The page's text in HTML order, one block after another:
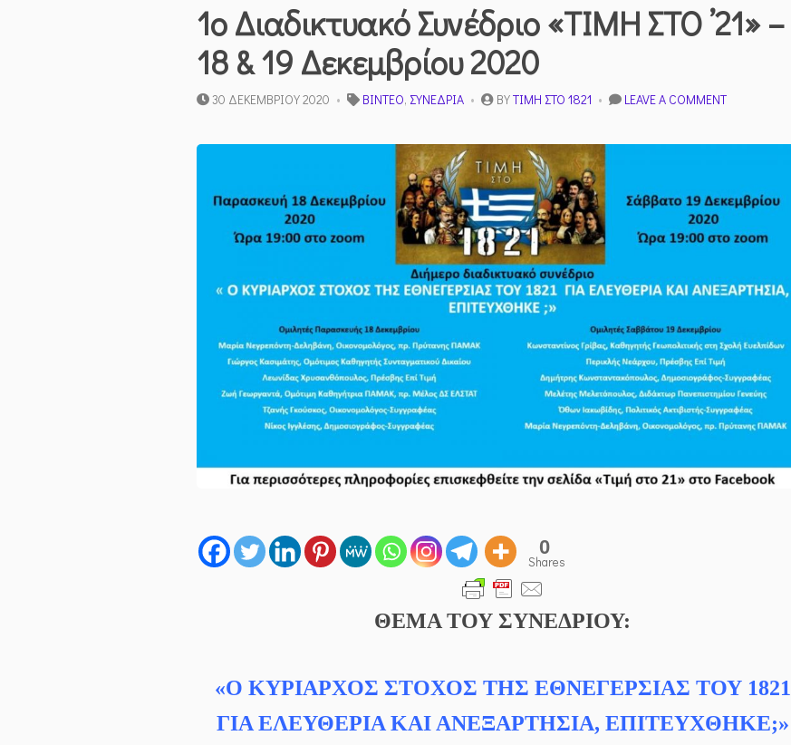
1ο Διαδικτυακό Συνέδριο «ΤΙΜΗ ΣΤΟ ’21» –
18 & 19 Δεκεμβρίου 2020
30 ΔΕΚΕΜΒΡΊΟΥ 2020 ΒΊΝΤΕΟ, ΣΥΝΈΔΡΙΑ BYΤΙΜΉ ΣΤΟ 1821 LEAVE A COMMENTON
ΣΥΝΈΔΡΙΟ
’21»
18
ΔΕΚΕΜΒΡΊΟΥ
0
Shares
ΘΕΜΑ ΤΟΥ ΣΥΝΕΔΡΙΟΥ:
«Ο ΚΥΡΙΑΡΧΟΣ ΣΤΟΧΟΣ ΤΗΣ ΕΘΝΕΓΕΡΣΙΑΣ ΤΟΥ 1821
ΓΙΑ ΕΛΕΥΘΕΡΙΑ ΚΑΙ ΑΝΕΞΑΡΤΗΣΙΑ, ΕΠΙΤΕΥΧΘΗΚΕ;»